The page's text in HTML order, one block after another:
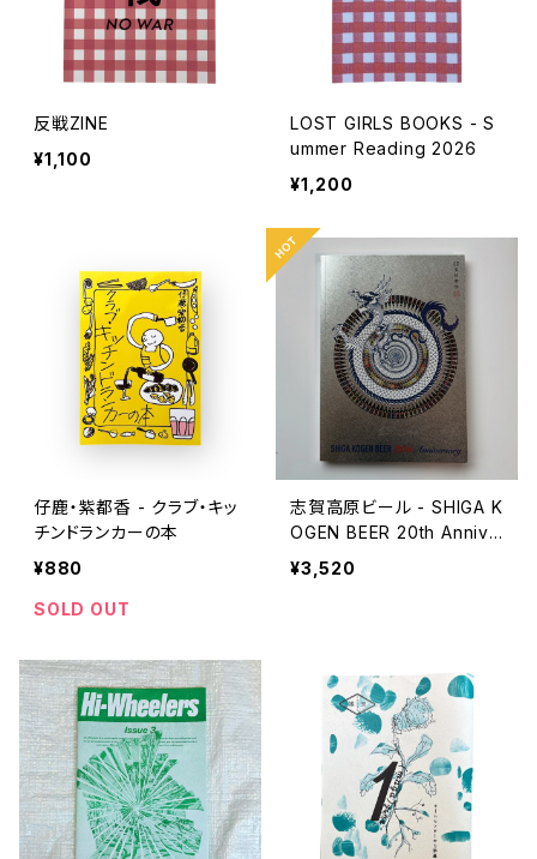
反戦ZINE
¥1,100
LOST GIRLS BOOKS - S
ummer Reading 2026
¥1,200
仔鹿・紫都香 - クラブ・キッ
チンドランカーの本
¥880
SOLD OUT
志賀高原ビール - SHIGA K
OGEN BEER 20th Annive
rsary
¥3,520